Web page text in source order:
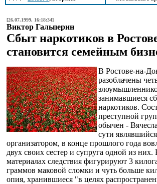
[26.07.1999, 16:18:34]
Виктор Гальперин
Сбыт наркотиков в
становится семейным
В Ростове-на-
разоблачены
занимавшиеся
наркотиков.
преступной
обычен -
сути
организатором, в конце прошлого года
двух своих сестер и супруга одной из них.
материалах следствия фигурируют 3
граммов маковой сломки и чуть больше
опия, хранившиеся "в целях